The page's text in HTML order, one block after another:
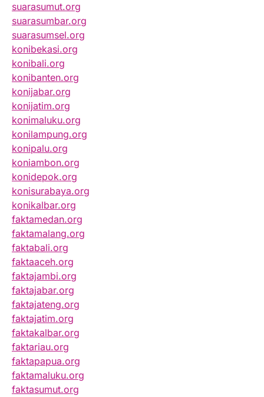
suarasumut.org
suarasumbar.org
suarasumsel.org
konibekasi.org
konibali.org
konibanten.org
konijabar.org
konijatim.org
konimaluku.org
konilampung.org
konipalu.org
koniambon.org
konidepok.org
konisurabaya.org
konikalbar.org
faktamedan.org
faktamalang.org
faktabali.org
faktaaceh.org
faktajambi.org
faktajabar.org
faktajateng.org
faktajatim.org
faktakalbar.org
faktariau.org
faktapapua.org
faktamaluku.org
faktasumut.org